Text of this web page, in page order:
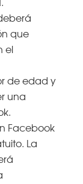
que
el
de edad y
una
Facebook
La